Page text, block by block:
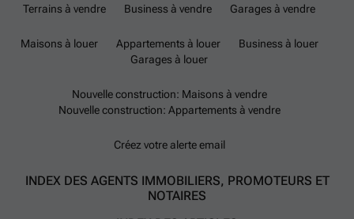
Terrains à vendre
Business à vendre Garages à vendre
Maisons à louer Appartements à louer
Business à louer
Garages à louer
Nouvelle construction: Maisons à vendre
Nouvelle construction: Appartements à vendre
Créez votre alerte email
INDEX DES AGENTS IMMOBILIERS, PROMOTEURS ET
NOTAIRES